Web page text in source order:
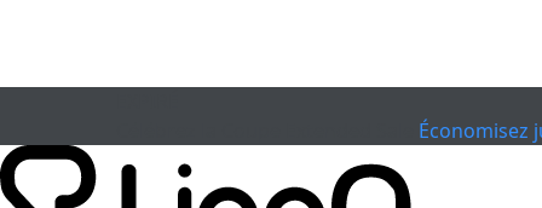
Économisez